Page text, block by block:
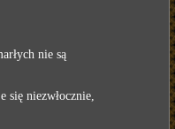
nie są
się niezwłocznie,